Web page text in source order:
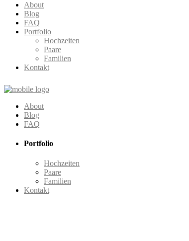
About
Blog
FAQ
Portfolio
Hochzeiten
Paare
Familien
Kontakt
About
Blog
FAQ
Portfolio
Hochzeiten
Paare
Familien
Kontakt